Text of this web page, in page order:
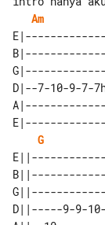
Am
D|--7-10-9-7-
G
D||-----9-9-